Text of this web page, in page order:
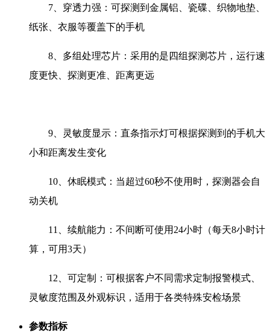
7、穿透力强：可探测到金属铝、瓷碟、织物地垫、
纸张、衣服等覆盖下的手机
8、多组处理芯片：采用的是四组探测芯片，运行速
度更快、探测更准、距离更远
9、灵敏度显示：直条指示灯可根据探测到的手机大
小和距离发生变化
10、休眠模式：当超过60秒不使用时，探测器会自
动关机
11、续航能力：不间断可使用24小时（每天8小时计
算，可用3天）
12、可定制：可根据客户不同需求定制报警模式、
灵敏度范围及外观标识，适用于各类特殊安检场景
参数指标